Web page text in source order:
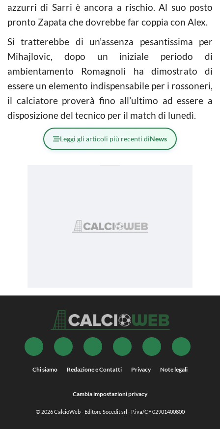
azzurri di Sarri è ancora a rischio. Al suo posto
pronto Zapata che dovrebbe far coppia con Alex.
Si tratterebbe di un’assenza pesantissima per
Mihajlovic, dopo un iniziale periodo di
ambientamento Romagnoli ha dimostrato di
essere un elemento indispensabile per i rossoneri,
il calciatore proverà fino all’ultimo ad essere a
disposizione del tecnico per il match di lunedì.
Leggi gli articoli più recenti diNews
Chi siamo Redazione e Contatti Privacy Note legali
Cambia impostazioni privacy
© 2026CalcioWeb- Editore Socedit srl - P.iva/CF 02901400800